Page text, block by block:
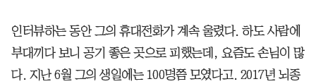
인터뷰하는 동안 그의 휴대전화가 계속 울렸다. 하도 사람에
부대끼다 보니 공기 좋은 곳으로 피했는데, 요즘도 손님이 많
다. 지난 6월 그의 생일에는 100명쯤 모였다고. 2017년 뇌종